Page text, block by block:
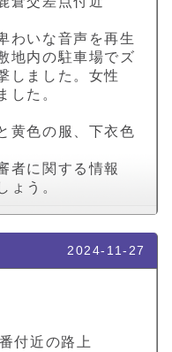
わいな音声を再生
地内の駐車場でズ
しました。女性
した。
黄色の服、下衣色
者に関する情報
ょう。
2024-11-27
付近の路上